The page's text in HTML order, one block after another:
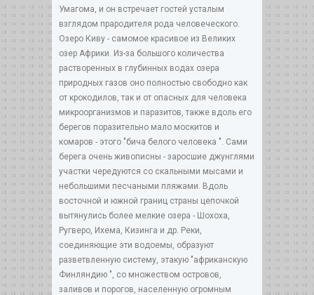
Умагома, и он встречает гостей усталым
взглядом прародителя рода человеческого.
Озеро Киву - самомое красивое из Великих
озер Африки. Из-за большого количества
растворенных в глубинных водах озера
природных газов оно полностью свободно как
от крокодилов, так и от опасных для человека
микроорганизмов и паразитов, также вдоль его
берегов поразительно мало москитов и
комаров - этого "бича белого человека ". Сами
берега очень живописны - заросшие джунглями
участки чередуются со скальными мысами и
небольшими песчаными пляжами. Вдоль
восточной и южной границ страны цепочкой
вытянулись более мелкие озера - Шохоха,
Ругверо, Ихема, Кизинга и др. Реки,
соединяющие эти водоемы, образуют
разветвленную систему, этакую "африканскую
Финляндию ", со множеством островов,
заливов и порогов, населенную огромным